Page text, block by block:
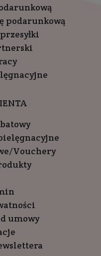
podarunkową
Vouchery
umowy